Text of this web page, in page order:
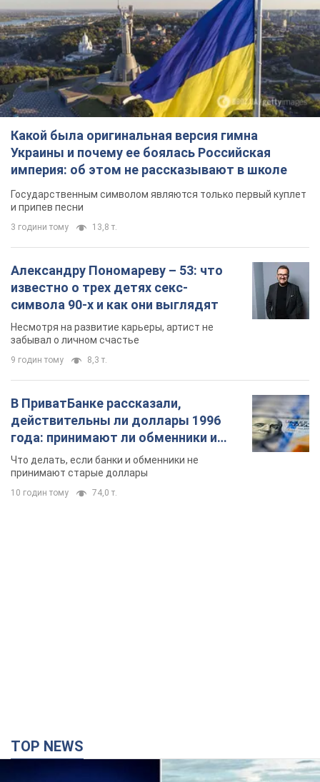
Какой была оригинальная версия гимна
Украины и почему ее боялась Российская
империя: об этом не рассказывают в школе
Государственным символом являются только первый куплет
и припев песни
3 години тому 13,8 т.
Александру Пономареву – 53: что
известно о трех детях секс-
символа 90-х и как они выглядят
Несмотря на развитие карьеры, артист не
забывал о личном счастье
9 годин тому 8,3 т.
В ПриватБанке рассказали,
действительны ли доллары 1996
года: принимают ли обменники и
банки такие купюры
Что делать, если банки и обменники не
принимают старые доллары
10 годин тому 74,0 т.
TOP NEWS